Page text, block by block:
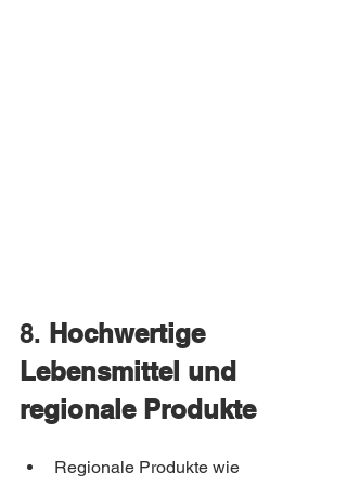
8. Hochwertige
Lebensmittel und
regionale Produkte
Regionale Produkte wie